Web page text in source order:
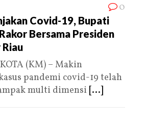
0
Covid-19, Bupati
Bersama Presiden
(KM) – Makin
pandemi covid-19 telah
multi dimensi [...]